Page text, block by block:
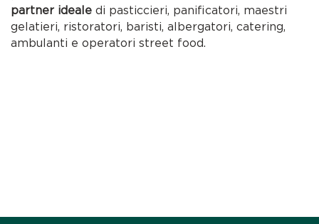
partner ideale di pasticcieri, panificatori, maestri
gelatieri, ristoratori, baristi, albergatori, catering,
ambulanti e operatori street food.